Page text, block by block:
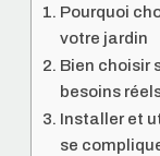
Pourquoi
votre jardin
Bien choisir
besoins
Installer et
se